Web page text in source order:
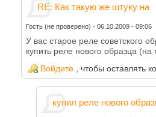
RE: Как такую же штуку на
Гость (не проверено) - 06.10.2009 - 09:06
У вас старое реле советского
купить реле нового образца
Войдите
, чтобы оставлять
купил реле нового